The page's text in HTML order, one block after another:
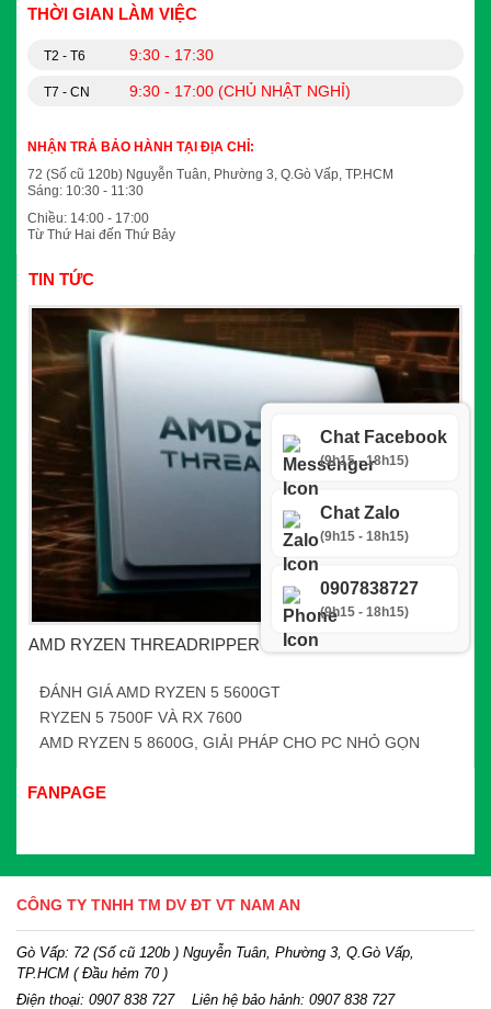
THỜI GIAN LÀM VIỆC
T2 - T6 9:30 - 17:30
T7 - CN 9:30 - 17:00 (CHỦ NHẬT NGHỈ)
NHẬN TRẢ BẢO HÀNH TẠI ĐỊA CHỈ:
72 (Số cũ 120b) Nguyễn Tuân, Phường 3, Q.Gò Vấp, TP.HCM
Sáng: 10:30 - 11:30
Chiều: 14:00 - 17:00
Từ Thứ Hai đến Thứ Bảy
TIN TỨC
AMD RYZEN THREADRIPPER 7000 SERIES
ĐÁNH GIÁ AMD RYZEN 5 5600GT
RYZEN 5 7500F VÀ RX 7600
AMD RYZEN 5 8600G, GIẢI PHÁP CHO PC NHỎ GỌN
FANPAGE
CÔNG TY TNHH TM DV ĐT VT NAM AN
Gò Vấp: 72 (Số cũ 120b ) Nguyễn Tuân, Phường 3, Q.Gò Vấp,
TP.HCM ( Đầu hẻm 70 )
Điện thoại: 0907 838 727Liên hệ bảo hảnh: 0907 838 727
Chat Facebook
(9h15 - 18h15)
Chat Zalo
(9h15 - 18h15)
0907838727
(9h15 - 18h15)